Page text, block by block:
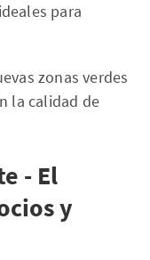
para
zonas verdes
la calidad de
- El
y